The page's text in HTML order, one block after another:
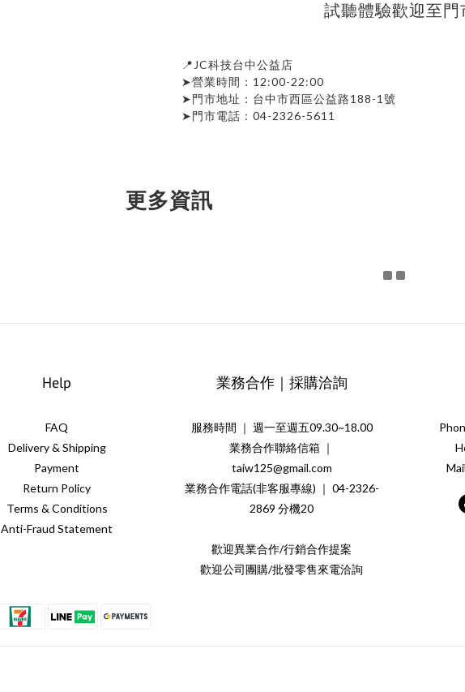
試聽體驗歡迎至門
📍JC科技台中公益店
➤營業時間：12:00-22:00
➤門市地址：台中市西區公益路188-1號
➤門市電話：04-2326-5611
更多資訊
Help
FAQ
Delivery & Shipping
Payment
Return Policy
Terms & Conditions
Anti-Fraud Statement
業務合作｜採購洽詢
服務時間 ｜ 週一至週五09.30~18.00
業務合作聯絡信箱 ｜
taiw125@gmail.com
業務合作電話(非客服專線) ｜ 04-2326-
2869 分機20
歡迎異業合作/行銷合作提案
歡迎公司團購/批發零售來電洽詢